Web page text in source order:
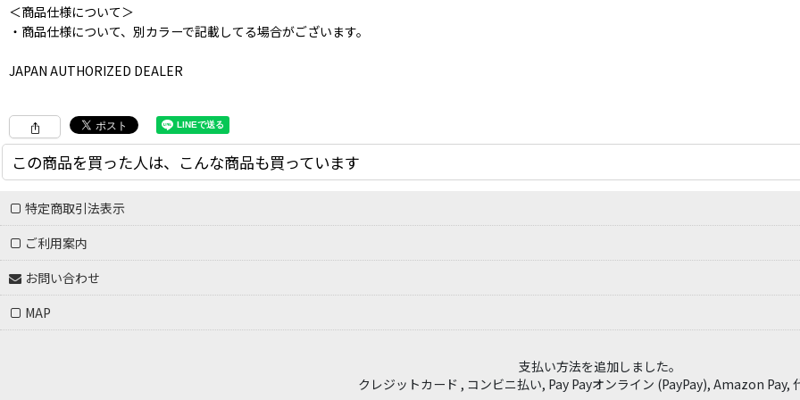
＜商品仕様について＞
・商品仕様について、別カラーで記載してる場合がございます。
JAPAN AUTHORIZED DEALER
この商品を買った人は、こんな商品も買っています
7,000 円 (税別)
(税込 :7,700円)
特定商取引法表示
ご利用案内
お問い合わせ
MAP
支払い方法を追加しました。
クレジットカード , コンビニ払い, Pay Payオンライン (PayPay), Amazon Pay,